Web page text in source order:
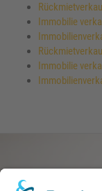
Immobilie
Immobilie